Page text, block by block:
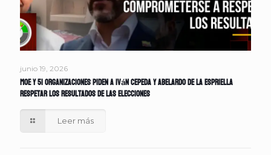
junio 19, 2026
MOE y 51 organizaciones piden a Iván Cepeda y Abelardo de la Espriella
respetar los resultados de las elecciones
Leer más